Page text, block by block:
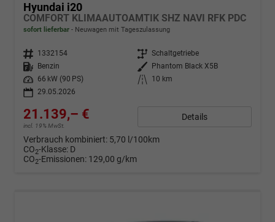
Hyundai i20
COMFORT KLIMAAUTOAMTIK SHZ NAVI RFK PDC
sofort lieferbar Neuwagen mit Tageszulassung
Fahrzeugnr. 1332154 Getriebe Schaltgetriebe
Kraftstoff
Benzin Außenfarbe
Phantom Black X5B
Leistung
66 kW (90 PS) Kilometerstand
10 km
29.05.2026
21.139,– €
incl. 19% MwSt.
Details
Verbrauch kombiniert: 5,70 l/100km
CO2-Klasse: D
CO2-Emissionen: 129,00 g/km